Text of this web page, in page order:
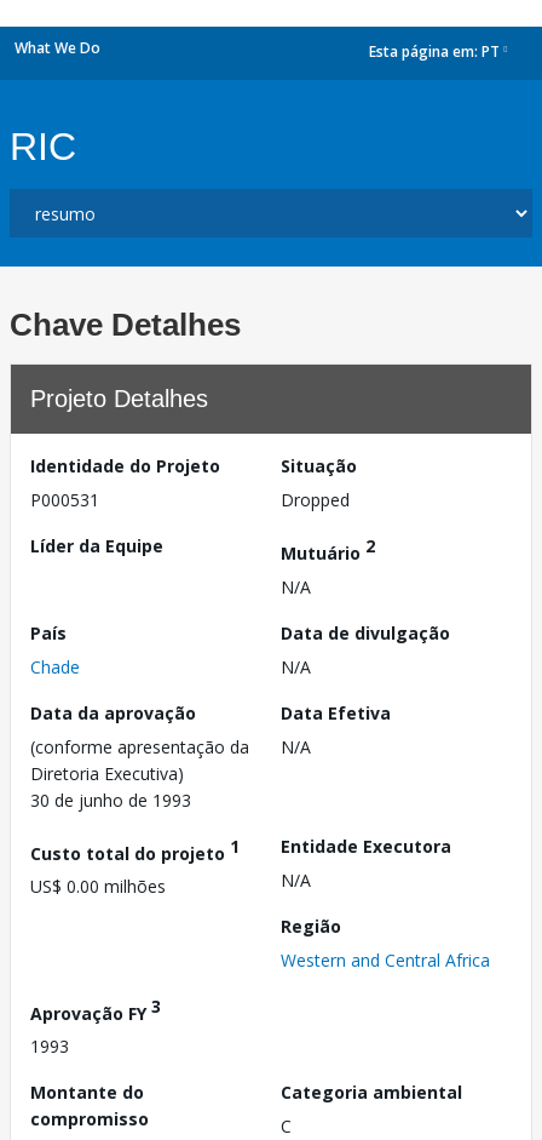
What We Do Esta página em: PT
RIC
Chave Detalhes
Projeto Detalhes
Identidade do Projeto
P000531
Situação
Dropped
Líder da Equipe
Mutuário 2
N/A
País
Chade
Data de divulgação
N/A
Data da aprovação
(conforme apresentação da
Diretoria Executiva)
30 de junho de 1993
Data Efetiva
N/A
Custo total do projeto 1
US$ 0.00 milhões
Entidade Executora
N/A
Região
Western and Central Africa
Aprovação FY3
1993
Montante do
compromisso
Categoria ambiental
C